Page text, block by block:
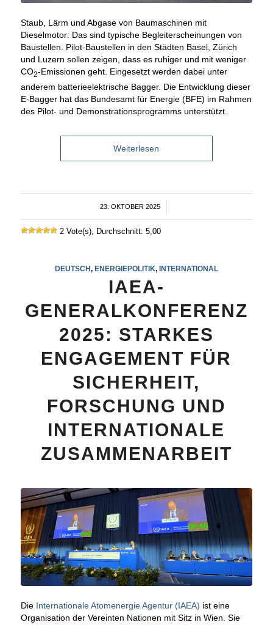
Staub, Lärm und Abgase von Baumaschinen mit
Dieselmotor: Das sind typische Begleiterscheinungen von
Baustellen. Pilot-Baustellen in den Städten Basel, Zürich
und Luzern sollen zeigen, dass es ruhiger und mit weniger
CO2-Emissionen geht. Eingesetzt werden dabei unter
anderem batterieelektrische Bagger. Die Entwicklung dieser
E-Bagger hat das Bundesamt für Energie (BFE) im Rahmen
des Pilot- und Demonstrationsprogramms unterstützt.
Weiterlesen
23. OKTOBER 2025
/
2 Vote(s), Durchschnitt: 5,00
DEUTSCH, ENERGIEPOLITIK, INTERNATIONAL
IAEA-
GENERALKONFERENZ
2025: STARKES
ENGAGEMENT FÜR
SICHERHEIT,
FORSCHUNG UND
INTERNATIONALE
ZUSAMMENARBEIT
DieInternationale Atomenergie Agentur (IAEA) ist eine
Organisation der Vereinten Nationen mit Sitz in Wien. Sie